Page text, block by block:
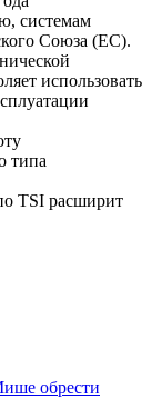
системам
Союза (ЕС).
использовать
типа
TSI расширит